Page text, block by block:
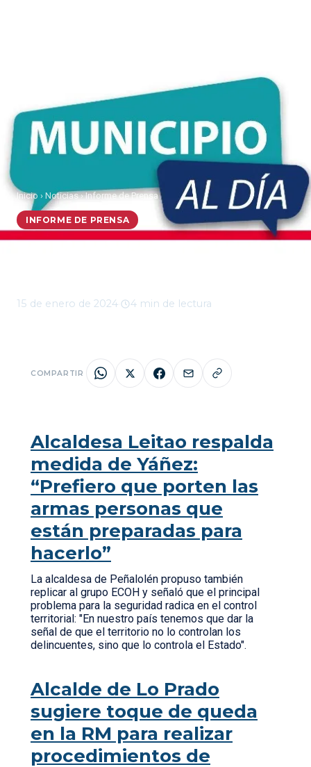
Inicio › Noticias›Informe de Prensa
INFORME DE PRENSA
15 de enero de 2024 4 min de lectura
COMPARTIR
Alcaldesa Leitao respalda
medida de Yáñez:
“Prefiero que porten las
armas personas que
están preparadas para
hacerlo”
La alcaldesa de Peñalolén propuso también
replicar al grupo ECOH y señaló que el principal
problema para la seguridad radica en el control
territorial: "En nuestro país tenemos que dar la
señal de que el territorio no lo controlan los
delincuentes, sino que lo controla el Estado".
Alcalde de Lo Prado
sugiere toque de queda
en la RM para realizar
procedimientos de